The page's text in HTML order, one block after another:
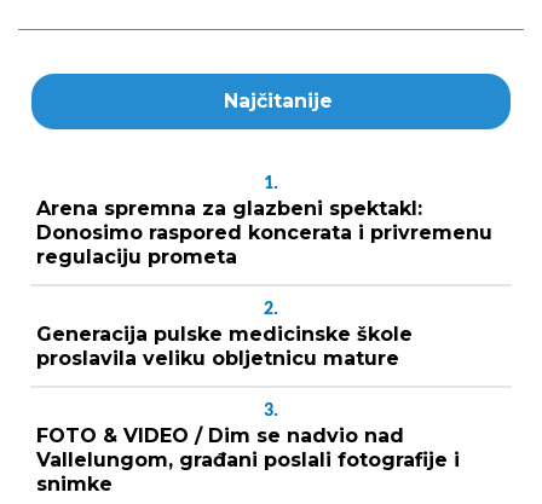
Najčitanije
1.
Arena spremna za glazbeni spektakl:
Donosimo raspored koncerata i privremenu
regulaciju prometa
2.
Generacija pulske medicinske škole
proslavila veliku obljetnicu mature
3.
FOTO & VIDEO / Dim se nadvio nad
Vallelungom, građani poslali fotografije i
snimke